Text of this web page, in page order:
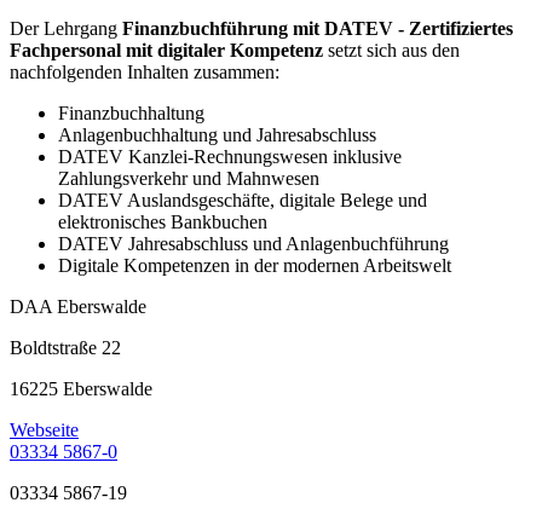
Der Lehrgang Finanzbuchführung mit DATEV - Zertifiziertes
Fachpersonal mit digitaler Kompetenz setzt sich aus den
nachfolgenden Inhalten zusammen:
Finanzbuchhaltung
Anlagenbuchhaltung und Jahresabschluss
DATEV Kanzlei-Rechnungswesen inklusive
Zahlungsverkehr und Mahnwesen
DATEV Auslandsgeschäfte, digitale Belege und
elektronisches Bankbuchen
DATEV Jahresabschluss und Anlagenbuchführung
Digitale Kompetenzen in der modernen Arbeitswelt
DAA Eberswalde
Boldtstraße 22
16225 Eberswalde
Webseite
03334 5867-0
03334 5867-19